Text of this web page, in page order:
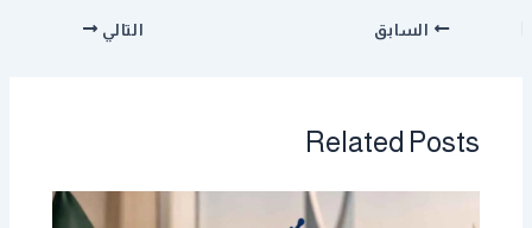
السابق التالي
Related Posts